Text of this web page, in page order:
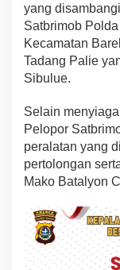
yang
Satbrimob
Kecamatan
Tadang Palie
Sibulue.
Selain
Pelopor
peralatan yang
pertolongan
Mako Batalyon